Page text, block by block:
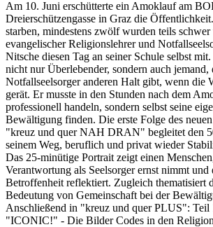
Am 10. Juni erschütterte ein Amoklauf am
Dreierschützengasse in Graz die
starben, mindestens zwölf wurden teils
evangelischer Religionslehrer und
Nitsche diesen Tag an seiner Schule selbst
nicht nur Überlebender, sondern auch jemand,
Notfallseelsorger anderen Halt gibt, wenn die
gerät. Er musste in den Stunden nach dem
professionell handeln, sondern selbst seine
Bewältigung finden. Die erste Folge des
"kreuz und quer NAH DRAN" begleitet den
seinem Weg, beruflich und privat wieder
Das 25-minütige Portrait zeigt einen
Verantwortung als Seelsorger ernst nimmt und
Betroffenheit reflektiert. Zugleich thematisiert
Bedeutung von Gemeinschaft bei der
Anschließend in "kreuz und quer PLUS": Teil
"ICONIC!" - Die Bilder Codes in den